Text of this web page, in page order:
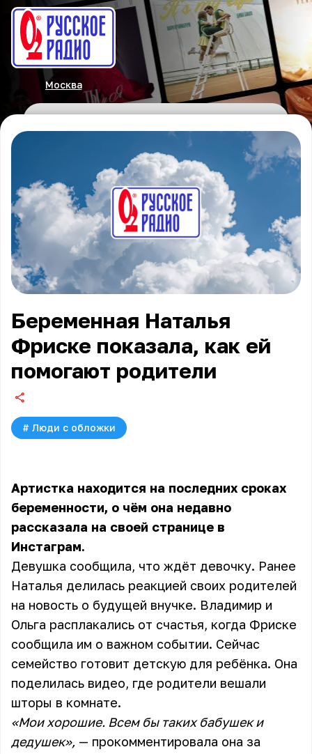
Москва
Беременная Наталья
Фриске показала, как ей
помогают родители
# Люди с обложки
Артистка находится на последних сроках
беременности, о чём она недавно
рассказала на своей странице в
Инстаграм.
Девушка сообщила, что ждёт девочку. Ранее
Наталья делилась реакцией своих родителей
на новость о будущей внучке. Владимир и
Ольга расплакались от счастья, когда Фриске
сообщила им о важном событии. Сейчас
семейство готовит детскую для ребёнка. Она
поделилась видео, где родители вешали
шторы в комнате.
«Мои хорошие. Всем бы таких бабушек и
дедушек», — прокомментировала она за